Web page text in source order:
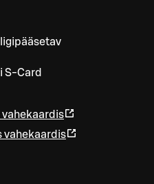
S-Card
vahekaardis
vahekaardis